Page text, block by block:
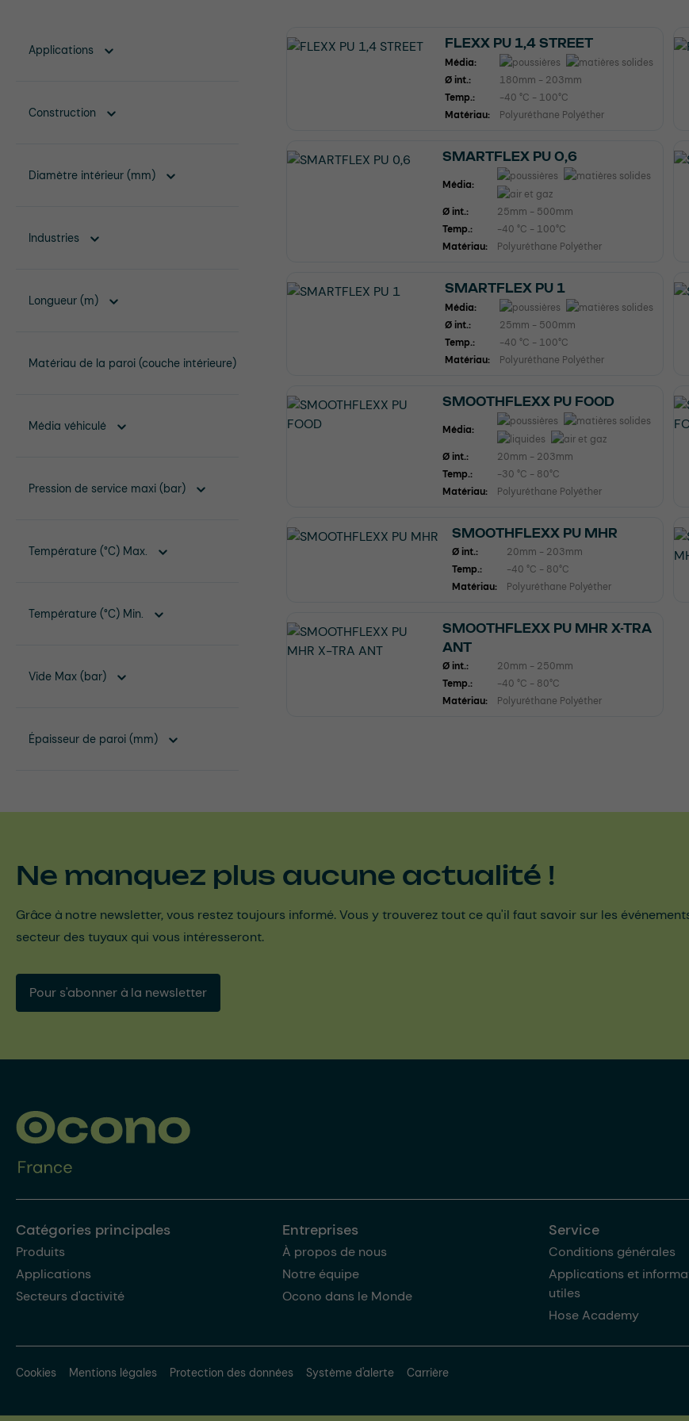
Applications
Construction
Diamètre intérieur (mm)
Industries
Longueur (m)
Matériau de la paroi (couche intérieure)
Média véhiculé
Pression de service maxi (bar)
Température (°C) Max.
Température (°C) Min.
Vide Max (bar)
Épaisseur de paroi (mm)
FLEXX PU 1,4 STREET
Média:
Ø int.:
180mm - 203mm
Temp.:
-40 °C - 100°C
Matériau:
Polyuréthane Polyéther
SMARTFLEX PU 0,6
Média:
Ø int.:
25mm - 500mm
Temp.:
-40 °C - 100°C
Matériau:
Polyuréthane Polyéther
SMARTFLEX PU 1
Média:
Ø int.:
25mm - 500mm
Temp.:
-40 °C - 100°C
Matériau:
Polyuréthane Polyéther
SMOOTHFLEXX PU FOOD
Média:
Ø int.:
20mm - 203mm
Temp.:
-30 °C - 80°C
Matériau:
Polyuréthane Polyéther
SMOOTHFLEXX PU MHR
Ø int.:
20mm - 203mm
Temp.:
-40 °C - 80°C
Matériau:
Polyuréthane Polyéther
SMOOTHFLEXX PU MHR X-TRA
ANT
Ø int.:
20mm - 250mm
Temp.:
-40 °C - 80°C
Matériau:
Polyuréthane Polyéther
Ne manquez plus aucune actualité !
Grâce à notre newsletter, vous restez toujours informé. Vous y trouverez tout ce qu'il faut savoir sur les
secteur des tuyaux qui vous intéresseront.
Pour s'abonner à la newsletter
Catégories principales
Produits
Applications
Secteurs d'activité
Entreprises
À propos de nous
Notre équipe
Ocono dans le Monde
Service
Conditions générales
Applications et
utiles
Hose Academy
Cookies Mentions légales Protection des données Système d'alerte Carrière